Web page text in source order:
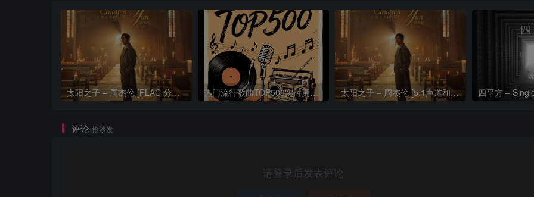
太阳之子 – 周杰伦 [FLAC 分轨 192Khz 24bit] 热门流行歌曲TOP500实时更新192khz/24bit【母带音质】 太阳之子 – 周杰伦 [5.1声道和192k母带] 四平方 –
评论 抢沙发
请登录后发表评论